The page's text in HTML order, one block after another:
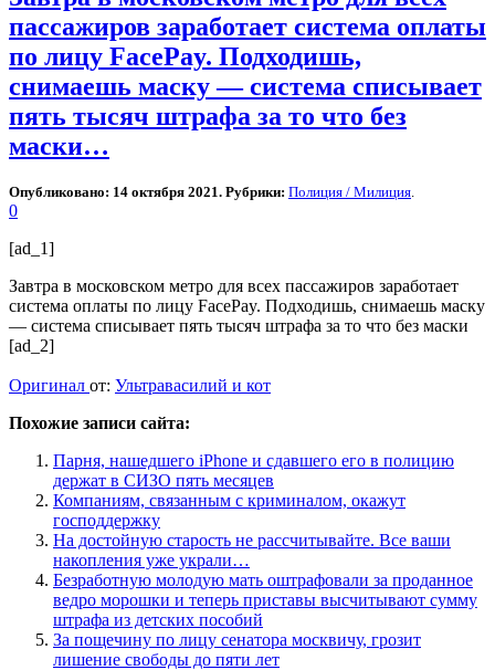
пассажиров заработает система оплаты
по лицу FacePay. Подходишь,
снимаешь маску — система списывает
пять тысяч штрафа за то что без
маски…
Опубликовано: 14 октября 2021. Рубрики: Полиция / Милиция
0
[ad_1]
Завтра в московском метро для всех пассажиров заработает
система оплаты по лицу FacePay. Подходишь, снимаешь маску
— система списывает пять тысяч штрафа за то что без маски
[ad_2]
Оригинал от: Ультравасилий и кот
Похожие записи сайта:
Парня, нашедшего iPhone и сдавшего его в полицию
держат в СИЗО пять месяцев
Компаниям, связанным с криминалом, окажут
господдержку
На достойную старость не рассчитывайте. Все ваши
накопления уже украли…
Безработную молодую мать оштрафовали за проданное
ведро морошки и теперь приставы высчитывают сумму
штрафа из детских пособий
За пощечину по лицу сенатора москвичу, грозит
лишение свободы до пяти лет